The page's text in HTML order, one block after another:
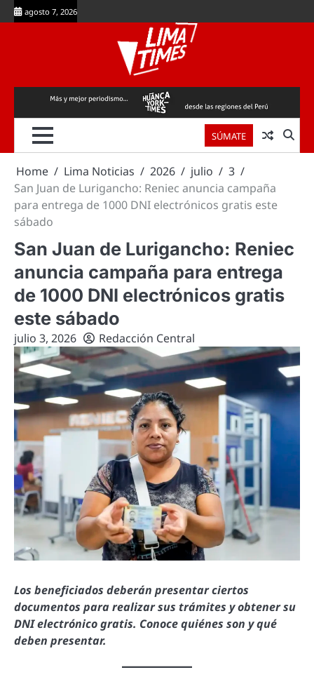
Skip
to
agosto 7, 2026
SÚMATE
Home Lima Noticias 2026 julio
3
San Juan de Lurigancho: Reniec anuncia campaña
para entrega de 1000 DNI electrónicos gratis este
sábado
San Juan de Lurigancho: Reniec
anuncia campaña para entrega
de 1000 DNI electrónicos gratis
este sábado
julio 3, 2026 Redacción Central
Los beneficiados deberán presentar ciertos
documentos para realizar sus trámites y obtener su
DNI electrónico gratis. Conoce quiénes son y qué
deben presentar.